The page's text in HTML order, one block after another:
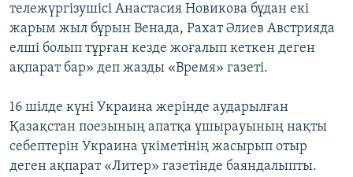
тележүргізушісі Анастасия Новикова бұдан екі
жарым жыл бұрын Венада, Рахат Әлиев Австрияда
елші болып тұрған кезде жоғалып кеткен деген
ақпарат бар» деп жазды «Время» газеті.
16 шілде күні Украина жерінде аударылған
Қазақстан поезының апатқа ұшырауының нақты
себептерін Украина үкіметінің жасырып отыр
деген ақпарат «Литер» газетінде баяндалыпты.